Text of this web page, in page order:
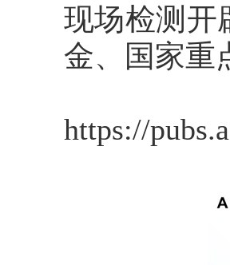
现场检测开
金、国家重
https://